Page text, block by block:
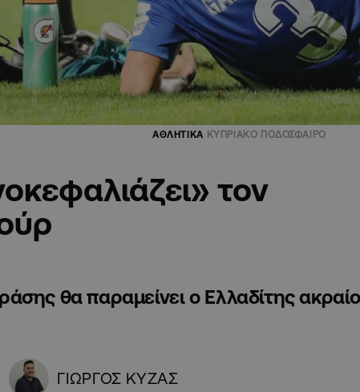
ΑΘΛΗΤΙΚΑ ΚΥΠΡΙΑΚΟ ΠΟΔΟΣΦΑΙΡΟ
τον
θα παραμείνει ο Ελλαδίτης
ΓΙΩΡΓΟΣ ΚΥΖΑΣ